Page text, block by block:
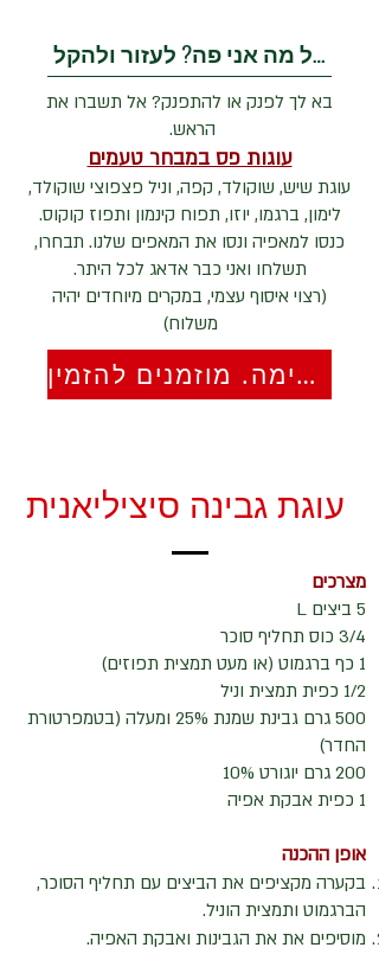
בשביל מה אני פה? לעזור ולהקל
בא לך לפנק או להתפנק? אל תשברו את
הראש.
עוגות פס במבחר טעמים
עוגת שיש, שוקולד, קפה, וניל פצפוצי שוקולד,
לימון, ברגמו, יוזו, תפוח קינמון ותפוז קוקוס.
כנסו למאפיה ונסו את המאפים שלנו. תבחרו,
תשלחו ואני כבר אדאג לכל היתר.
(רצוי איסוף עצמי, במקרים מיוחדים יהיה
משלוח)
מאפיה קטוגנית ודל פחמימה. מוזמנים להזמין
עוגת גבינה סיציליאנית
מצרכים
5 ביצים L
3/4 כוס תחליף סוכר
1 כף ברגמוט (או מעט תמצית תפוזים)
1/2 כפית תמצית וניל
500 גרם גבינת שמנת 25% ומעלה (בטמפרטורת
החדר)
200 גרם יוגורט 10%
1 כפית אבקת אפיה
אופן ההכנה
בקערה מקציפים את הביצים עם תחליף הסוכר,
הברגמוט ותמצית הוניל.
מוסיפים את את הגבינות ואבקת האפיה.